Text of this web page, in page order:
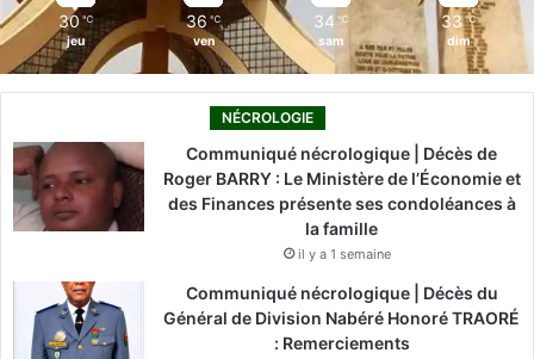
30 ℃
jeu
36 ℃
ven
34 ℃
sam
33 ℃
dim
NÉCROLOGIE
Communiqué nécrologique | Décès de
Roger BARRY : Le Ministère de l’Économie et
des Finances présente ses condoléances à
la famille
il y a 1 semaine
Communiqué nécrologique | Décès du
Général de Division Nabéré Honoré TRAORÉ
: Remerciements